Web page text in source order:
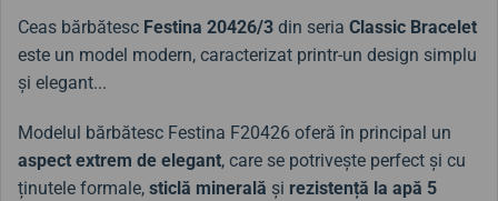
Ceas bărbătesc Festina 20426/3 din seria Classic Bracelet
este un model modern, caracterizat printr-un design simplu
și elegant...
Modelul bărbătesc Festina F20426 oferă în principal un
aspect extrem de elegant, care se potrivește perfect și cu
ținutele formale, sticlă minerală și rezistență la apă 5